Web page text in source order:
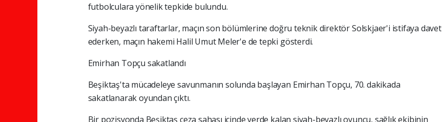
futbolculara yönelik tepkide bulundu.
Siyah-beyazlı taraftarlar, maçın son bölümlerine doğru teknik direktör Solskjaer'i istifaya davet
ederken, maçın hakemi Halil Umut Meler'e de tepki gösterdi.
Emirhan Topçu sakatlandı
Beşiktaş'ta mücadeleye savunmanın solunda başlayan Emirhan Topçu, 70. dakikada
sakatlanarak oyundan çıktı.
Bir pozisyonda Beşiktaş ceza sahası içinde yerde kalan siyah-beyazlı oyuncu, sağlık ekibinin